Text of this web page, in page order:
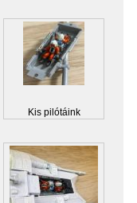
Kis pilótáink